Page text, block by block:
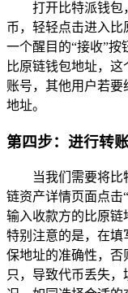
打开比特派钱包
币，轻轻点击进入
一个醒目的“接收”
比原链钱包地址，
账号，其他用户若
地址。
第四步：进行转
当我们需要将
链资产详情页面点击
输入收款方的比原链
特别注意的是，在填
保地址的准确性，否
只，导致代币丢失